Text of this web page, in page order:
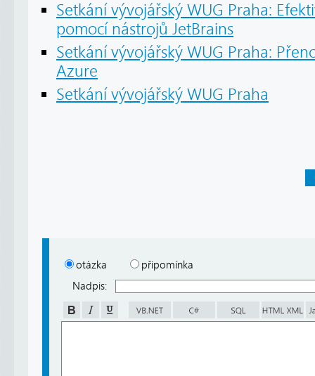
Setkání vývojářský WUG Praha:
pomocí nástrojů JetBrains
Setkání vývojářský WUG Praha:
Azure
Setkání vývojářský WUG Praha
otázka
připomínka
Nadpis: